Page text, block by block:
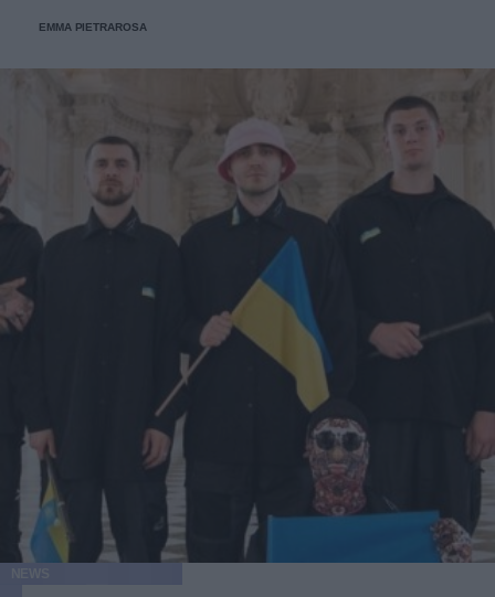
EMMA PIETRAROSA